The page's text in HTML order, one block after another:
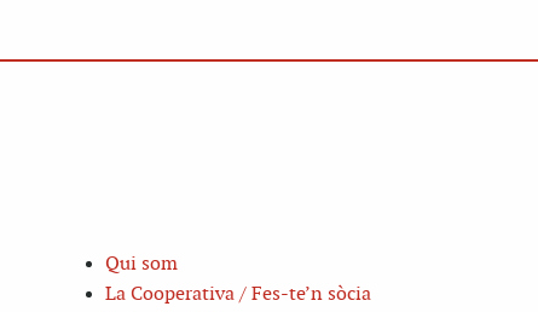
Qui som
La Cooperativa / Fes-te’n sòcia